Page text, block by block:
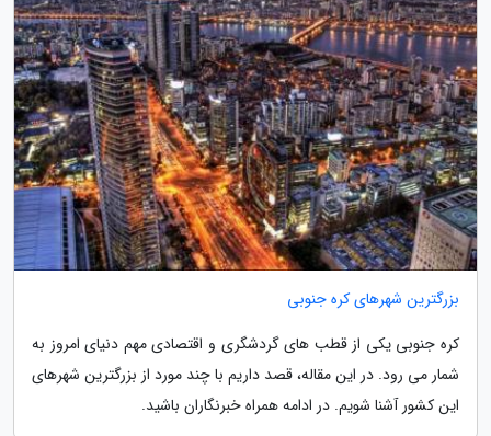
بزرگترین شهرهای کره جنوبی
کره جنوبی یکی از قطب های گردشگری و اقتصادی مهم دنیای امروز به
شمار می رود. در این مقاله، قصد داریم با چند مورد از بزرگترین شهرهای
این کشور آشنا شویم. در ادامه همراه خبرنگاران باشید.